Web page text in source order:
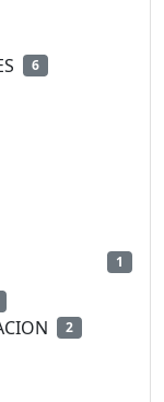
6
1
2